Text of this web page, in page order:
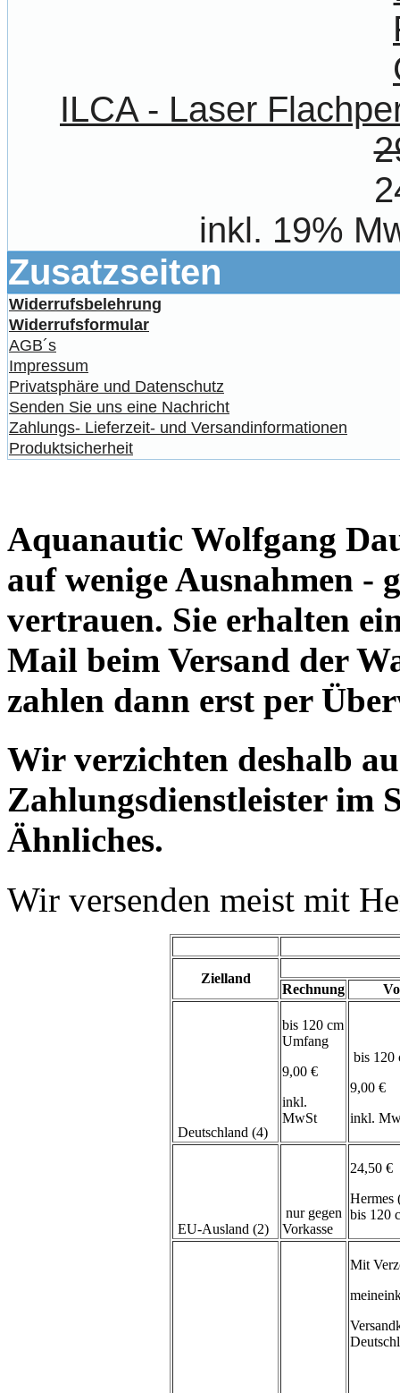
ILCA - Laser
inkl. 19%
Zusatzseiten
Widerrufsbelehrung
Widerrufsformular
AGB´s
Impressum
Privatsphäre und Datenschutz
Senden Sie uns eine Nachricht
Zahlungs- Lieferzeit- und Versandinformationen
Produktsicherheit
Aquanautic Wolfgang
auf wenige Ausnahmen -
vertrauen. Sie erhalten
Mail beim Versand der
zahlen dann erst per
Wir verzichten deshalb
Zahlungsdienstleister im
Ähnliches.
Wir versenden meist mit
Zielland
Rechnung
Deutschland (4)
bis 120 cm
Umfang
9,00 €
inkl.
MwSt
bis 120
9,00 €
inkl.
EU-Ausland (2)
nur gegen
Vorkasse
24,50 €
Hermes
bis 120
Mit